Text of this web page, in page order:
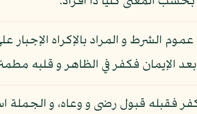
الشرط و المراد بالإكراه الإجبار
الإيمان فكفر في الظاهر و قلبه
قبول رضى و وعاه، و الجملة